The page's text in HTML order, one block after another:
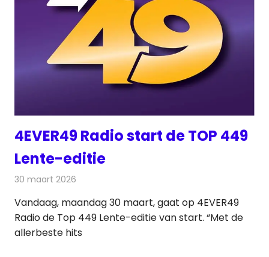
4EVER49 Radio start de TOP 449
Lente-editie
30 maart 2026
Vandaag, maandag 30 maart, gaat op 4EVER49
Radio de Top 449 Lente-editie van start. “Met de
allerbeste hits